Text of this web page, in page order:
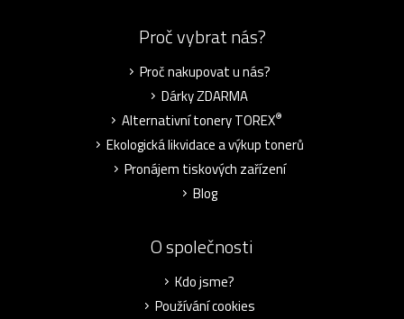
Proč vybrat nás?
Proč nakupovat u nás?
Dárky ZDARMA
Alternativní tonery TOREX®
Ekologická likvidace a výkup tonerů
Pronájem tiskových zařízení
Blog
O společnosti
Kdo jsme?
Používání cookies